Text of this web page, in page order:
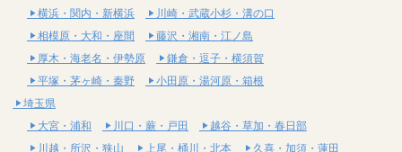
横浜・関内・新横浜
川崎・武蔵小杉・溝の口
相模原・大和・座間
藤沢・湘南・江ノ島
厚木・海老名・伊勢原
鎌倉・逗子・横須賀
平塚・茅ヶ崎・秦野
小田原・湯河原・箱根
埼玉県
大宮・浦和
川口・蕨・戸田
越谷・草加・春日部
川越・所沢・狭山
上尾・桶川・北本 久喜・加須・蓮田